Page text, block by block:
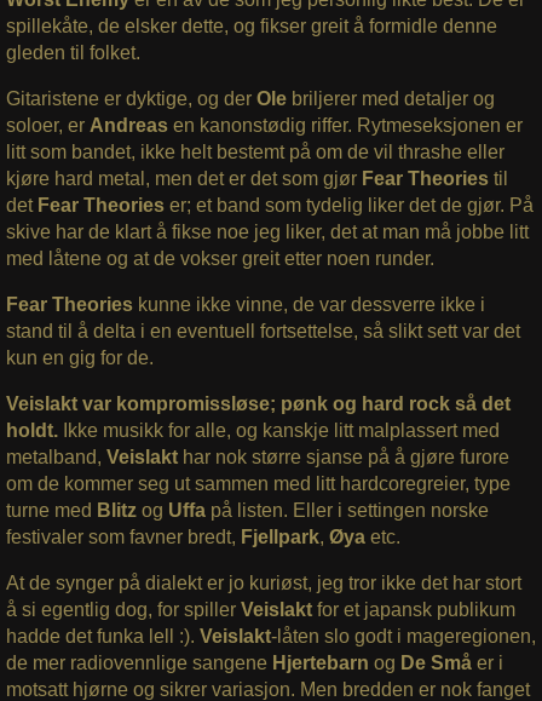
spillekåte, de elsker dette, og fikser greit å formidle denne
gleden til folket.
Gitaristene er dyktige, og der Ole briljerer med detaljer og
soloer, er Andreas en kanonstødig riffer. Rytmeseksjonen er
litt som bandet, ikke helt bestemt på om de vil thrashe eller
kjøre hard metal, men det er det som gjør Fear Theories til
detFear Theorieser; et band som tydelig liker det de gjør. På
skive har de klart å fikse noe jeg liker, det at man må jobbe litt
med låtene og at de vokser greit etter noen runder.
Fear Theorieskunne ikke vinne, de var dessverre ikke i
stand til å delta i en eventuell fortsettelse, så slikt sett var det
kun en gig for de.
Veislakt var kompromissløse; pønk og hard rock så det
holdt.Ikke musikk for alle, og kanskje litt malplassert med
metalband, Veislakt har nok større sjanse på å gjøre furore
om de kommer seg ut sammen med litt hardcoregreier, type
turne med Blitzog Uffapå listen. Eller i settingen norske
festivaler som favner bredt, Fjellpark, Øya etc.
At de synger på dialekt er jo kuriøst, jeg tror ikke det har stort
å si egentlig dog, for spiller Veislakt for et japansk publikum
hadde det funka lell :). Veislakt-låten slo godt i mageregionen,
de mer radiovennlige sangene Hjertebarn og De Småer i
motsatt hjørne og sikrer variasjon. Men bredden er nok fanget